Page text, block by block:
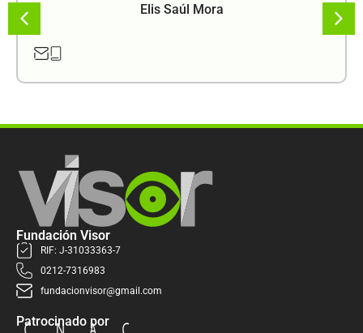
Elis Saúl Mora
Fundación Visor
RIF: J-31033363-7
0212-7316983
fundacionvisor@gmail.com
Patrocinado por